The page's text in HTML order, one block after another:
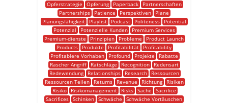
Opferstrategie
Opferung Paperback
Partnerschaften
Partnerships
Patience Perspektiven
Plane
Planungsfähigkeit
Playlist Podcast Politeness
Potential
Potenzial
Potenzielle Kunden
Premium Services
Premium-dienste
Prinzipien Probleme
Product Launch
Products
Produkte Profitabilität
Profitability
Profitablere Vorhaben
Profound Projekte
Rabatte
Rascher Angriff
Ratschläge Recognition
Redensart
Redewendung
Relationships Research
Ressourcen
Ressourcen Teilen
Returns Revenue Richtung
Risiken
Risiko
Risikomanagement Risks Sache
Sacrifice
Sacrifices Schinken Schwäche
Schwäche Vortäuschen